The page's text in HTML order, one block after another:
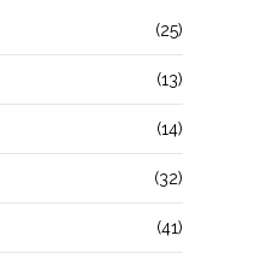
(25)
(13)
(14)
(32)
(41)